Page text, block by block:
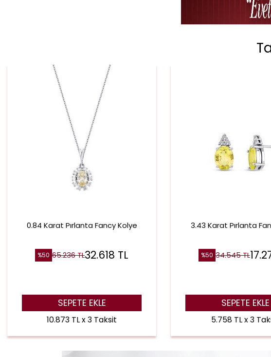
0.84 Karat Pırlanta Fancy Kolye
%50 65.236TL32.618 TL
SEPETE EKLE
10.873 TL x 3 Taksit
3.43 Karat Pırlanta
%50 34.545TL
SEPETE EKLE
5.758 TL x 3